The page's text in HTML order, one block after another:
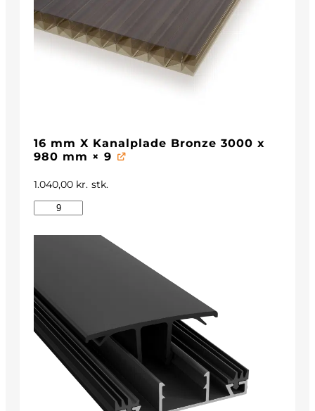
16 mm X Kanalplade Bronze 3000 x
980 mm × 9
1.040,00 kr. stk.